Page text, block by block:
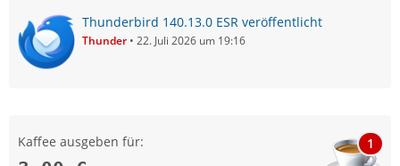
Thunderbird 140.13.0 ESR veröffentlicht
Thunder 22. Juli 2026 um 19:16
Kaffee ausgeben für: 1